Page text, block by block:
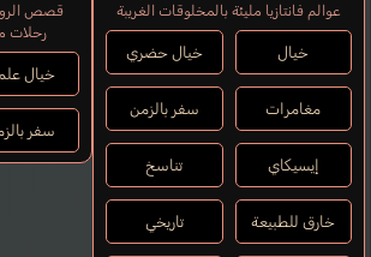
عوالم فانتازيا مليئة بالمخلوقات الغريبة
خيال خيال حضري
مغامرات سفر بالزمن
إيسيكاي تناسخ
خارق للطبيعة تاريخي
قصص
رحلات
خيال
سفر